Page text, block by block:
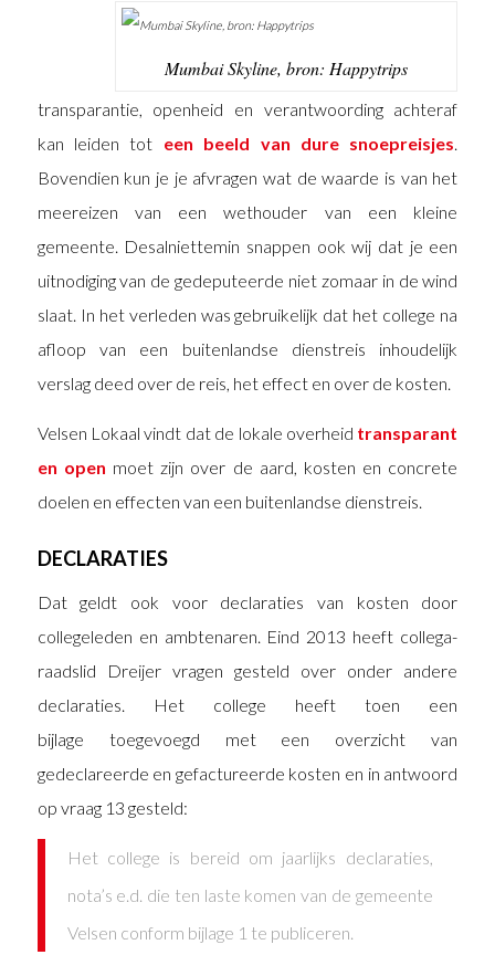
Mumbai Skyline, bron: Happytrips
transparantie, openheid en verantwoording achteraf
kan leiden tot een beeld van dure snoepreisjes.
Bovendien kun je je afvragen wat de waarde is van het
meereizen van een wethouder van een kleine
gemeente. Desalniettemin snappen ook wij dat je een
uitnodiging van de gedeputeerde niet zomaar in de wind
slaat. In het verleden was gebruikelijk dat het college na
afloop van een buitenlandse dienstreis inhoudelijk
verslag deed over de reis, het effect en over de kosten.
Velsen Lokaal vindt dat de lokale overheid transparant
en open moet zijn over de aard, kosten en concrete
doelen en effecten van een buitenlandse dienstreis.
DECLARATIES
Dat geldt ook voor declaraties van kosten door
collegeleden en ambtenaren. Eind 2013 heeft collega-
raadslid Dreijer vragen gesteld over onder andere
declaraties. Het college heeft toen een
bijlage toegevoegd met een overzicht van
gedeclareerde en gefactureerde kosten en in antwoord
op vraag 13 gesteld:
Het college is bereid om jaarlijks declaraties,
nota’s e.d. die ten laste komen van de gemeente
Velsen conform bijlage 1 te publiceren.